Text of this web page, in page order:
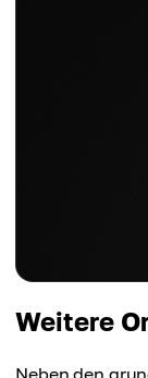
Weitere
Neben den